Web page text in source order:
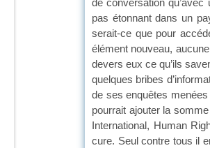
de conversation
pas étonnant dans un
serait-ce que pour
élément nouveau,
devers eux ce qu’ils
quelques bribes
de ses enquêtes
pourrait ajouter la
International, Human
cure. Seul contre tous il